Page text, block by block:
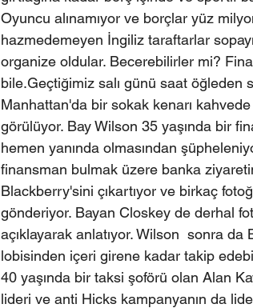
Oyuncu alınamıyor ve borçlar yüz
hazmedemeyen İngiliz taraftarlar
organize oldular. Becerebilirler mi?
bile.Geçtiğimiz salı günü saat öğleden
Manhattan'da bir sokak kenarı
görülüyor. Bay Wilson 35 yaşında bir
hemen yanında olmasından
finansman bulmak üzere banka
Blackberry'sini çıkartıyor ve birkaç
gönderiyor. Bayan Closkey de derhal
açıklayarak anlatıyor. Wilson  sonra
lobisinden içeri girene kadar takip
40 yaşında bir taksi şoförü olan Alan
lideri ve anti Hicks kampanyanın da